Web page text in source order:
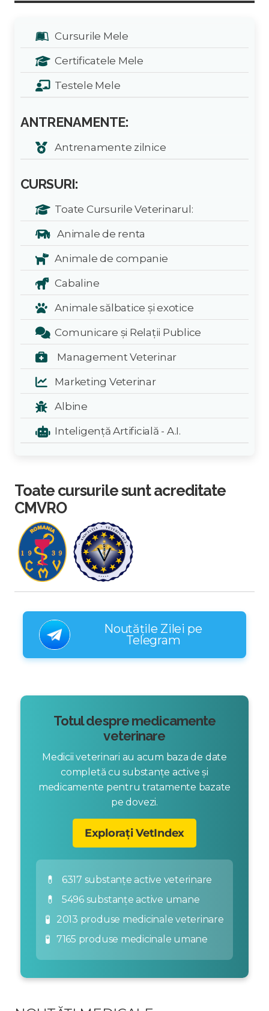
Cursurile Mele
Certificatele Mele
Testele Mele
ANTRENAMENTE:
Antrenamente zilnice
CURSURI:
Toate Cursurile Veterinarul:
Animale de renta
Animale de companie
Cabaline
Animale sălbatice și exotice
Comunicare și Relații Publice
Management Veterinar
Marketing Veterinar
Albine
Inteligență Artificială - A.I.
Toate cursurile sunt acreditate
CMVRO
Noutățile Zilei pe
Telegram
Totul despre medicamente
veterinare
Medicii veterinari au acum baza de date
completă cu substanțe active și
medicamente pentru tratamente bazate
pe dovezi.
Explorați VetIndex
💊 6317 substanțe active veterinare
💊 5496 substanțe active umane
🧪 2013 produse medicinale veterinare
🧪 7165 produse medicinale umane